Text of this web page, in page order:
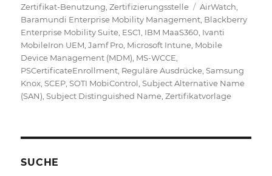
Zertifikat-Benutzung ,Zertifizierungsstelle Schlagwörter
AirWatch
Baramundi Enterprise Mobility Management Blackberry
Enterprise Mobility Suite ESC1 IBM MaaS360 Ivanti
MobileIron UEM ,Jamf Pro Microsoft Intune Mobile
Device Management (MDM) MS-WCCE
PSCertificateEnrollment Reguläre Ausdrücke ,Samsung
Knox ,SCEP ,SOTI MobiControl ,Subject Alternative Name
(SAN) ,Subject Distinguished Name ,Zertifikatvorlage
SUCHE